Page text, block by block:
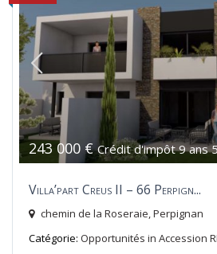
243 000 €Crédit d'impôt 9 ans
Villa’part Creus II – 66 Perpign...
chemin de la Roseraie,Perpignan
Catégorie: Opportunités in Accession